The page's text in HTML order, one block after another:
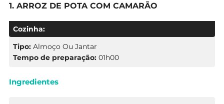
1. ARROZ DE POTA COM CAMARÃO
Cozinha:
Tipo: Almoço Ou Jantar
Tempo de preparação: 01h00
Ingredientes